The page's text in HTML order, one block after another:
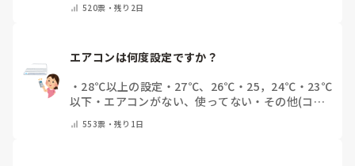
520票・残り2日
エアコンは何度設定ですか？
・ 28℃以上の設定 ・ 27℃、26℃ ・ 25，24℃ ・ 23℃
以下 ・ エアコンがない、使ってない ・ その他(コメ
553票・残り1日